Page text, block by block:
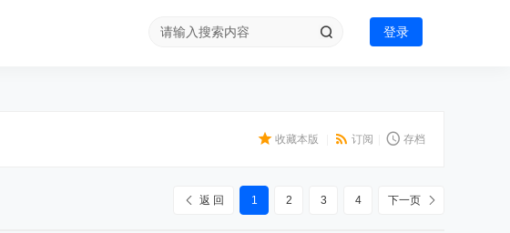
登录
收藏本版 订阅 存档
1 2 3 4 下一页
返 回